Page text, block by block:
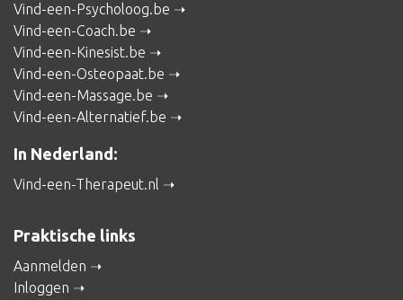
Vind-een-Psycholoog.be
Vind-een-Coach.be
Vind-een-Kinesist.be
Vind-een-Osteopaat.be
Vind-een-Massage.be
Vind-een-Alternatief.be
In Nederland:
Vind-een-Therapeut.nl
Praktische links
Aanmelden
Inloggen